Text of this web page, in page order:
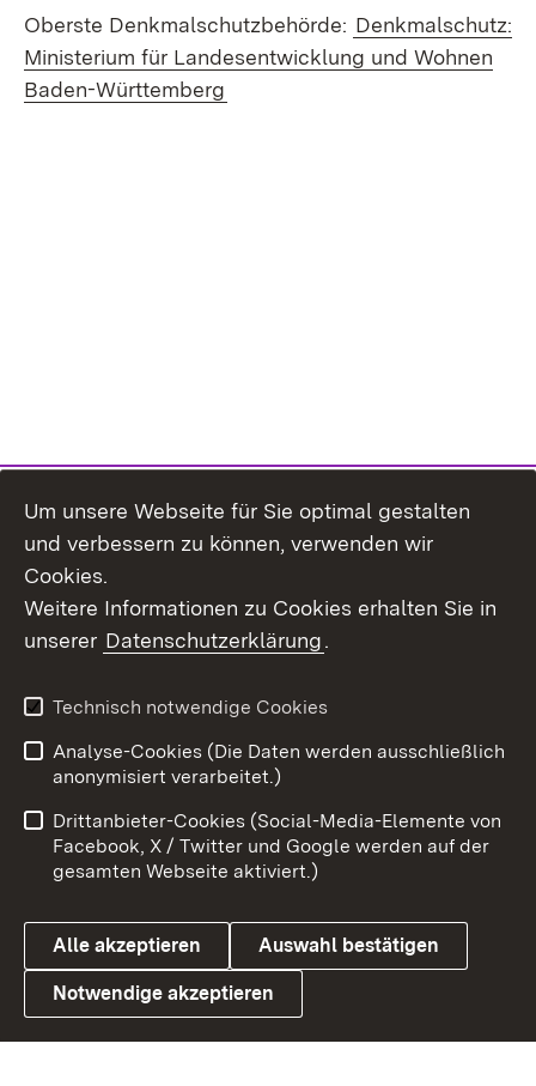
Oberste Denkmalschutzbehörde: Denkmalschutz:
Ministerium für Landesentwicklung und Wohnen
Baden-Württemberg
Link zum Ministerium
Benutzungshinweise
Barrierefreiheit
Datenschutz
Cookies
Um unsere Webseite für Sie optimal gestalten
und verbessern zu können, verwenden wir
Cookies.
Weitere Informationen zu Cookies erhalten Sie in
unserer Datenschutzerklärung.
Technisch notwendige Cookies
Analyse-Cookies (Die Daten werden ausschließlich
anonymisiert verarbeitet.)
Drittanbieter-Cookies (Social-Media-Elemente von
Facebook, X / Twitter und Google werden auf der
gesamten Webseite aktiviert.)
Alle akzeptieren Auswahl bestätigen
Notwendige akzeptieren